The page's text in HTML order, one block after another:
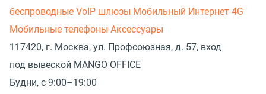
беспроводные VoIP шлюзы Мобильный Интернет 4G
Мобильные телефоны Аксессуары
117420, г. Москва, ул. Профсоюзная, д. 57, вход
под вывеской MANGO OFFICE
Будни, с 9:00–19:00